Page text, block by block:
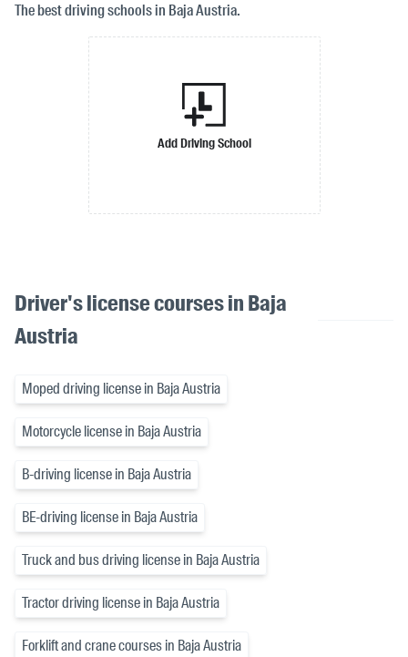
The best driving schools in Baja Austria.
Add Driving School
Driver's license courses in Baja
Austria
Moped driving license in Baja Austria
Motorcycle license in Baja Austria
B-driving license in Baja Austria
BE-driving license in Baja Austria
Truck and bus driving license in Baja Austria
Tractor driving license in Baja Austria
Forklift and crane courses in Baja Austria